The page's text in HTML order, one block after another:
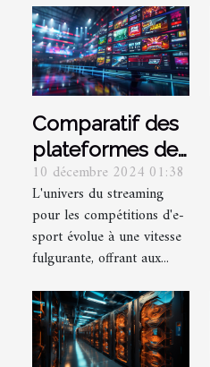
Comparatif des
plateformes de
streaming pour
compétitions
d'e-sport
10 décembre 2024 01:38
L'univers du streaming
pour les compétitions d'e-
sport évolue à une vitesse
fulgurante, offrant aux...